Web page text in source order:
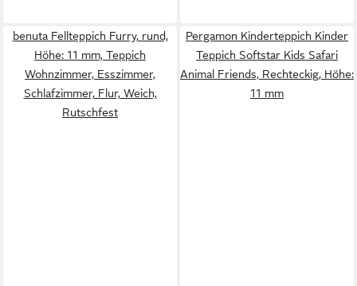
benuta Fellteppich Furry, rund,
Höhe: 11 mm, Teppich
Wohnzimmer, Esszimmer,
Schlafzimmer, Flur, Weich,
Rutschfest
Pergamon Kinderteppich Kinder
Teppich Softstar Kids Safari
Animal Friends, Rechteckig, Höhe:
11 mm